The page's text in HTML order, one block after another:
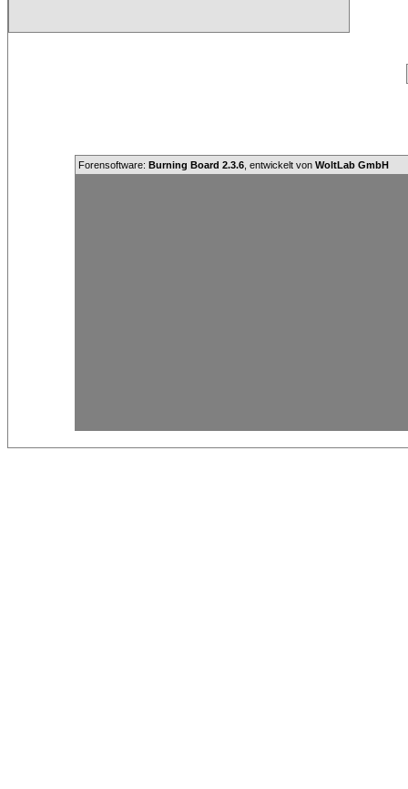
Forensoftware:Burning Board 2.3.6 , entwickelt vonWoltLab GmbH